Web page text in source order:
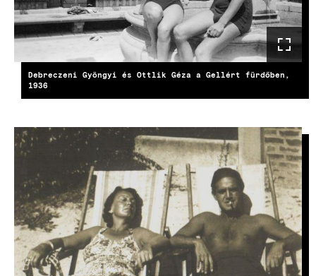
Debreczeni Gyöngyi és Ottlik Géza a Gellért fürdőben,
1936
KÉP